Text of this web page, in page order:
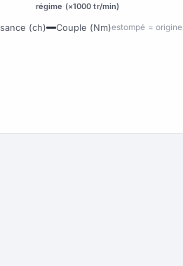
régime (×1000 tr/min)
(ch) Couple (Nm)estompé = origine